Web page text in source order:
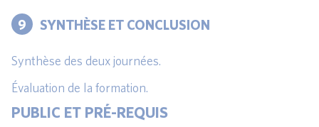
9 SYNTHÈSE ET CONCLUSION
Synthèse des deux journées.
Évaluation de la formation.
PUBLIC ET PRÉ-REQUIS